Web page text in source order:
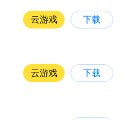
云游戏 下载
云游戏 下载